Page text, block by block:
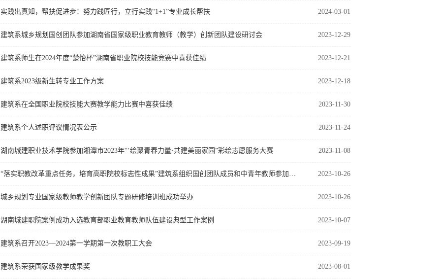
2024-03-01
实践出真知，帮扶促进步：努力践匠行，立行实践“1+1”专业成长帮扶
2023-12-29
建筑系城乡规划国创团队参加湖南省国家级职业教育教师（教学）创新团队建设研讨会
2023-12-21
建筑系师生在2024年度“楚怡杯”湖南省职业院校技能竞赛中喜获佳绩
2023-12-18
建筑系2023级新生转专业工作方案
2023-11-30
建筑系在全国职业院校技能大赛教学能力比赛中喜获佳绩
2023-11-24
建筑系个人述职评议情况表公示
2023-11-08
湖南城建职业技术学院参加湘潭市2023年“‘绘聚青春力量·共建美丽家园”彩绘志愿服务大赛
2023-10-26
“落实职教改革重点任务，培育高职院校标志性成果”建筑系组织国创团队成员和中青年教师参加专题网络培训
2023-10-26
城乡规划专业国家级教师教学创新团队专题研修培训班成功举办
2023-10-07
湖南城建职院案例成功入选教育部职业教育教师队伍建设典型工作案例
2023-09-19
建筑系召开2023—2024第一学期第一次教职工大会
2023-08-01
建筑系荣获国家级教学成果奖